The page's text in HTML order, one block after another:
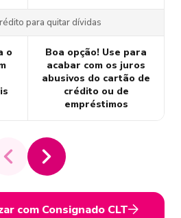
para quitar dívidas
o
Boa opção! Use para
acabar com os juros
abusivos do cartão de
crédito ou de
empréstimos
com Consignado CLT